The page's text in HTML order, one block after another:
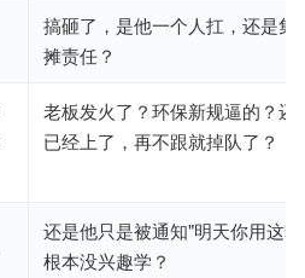
搞砸了，是他一个人扛，还是集
摊责任？
老板发火了？环保新规逼的？还
已经上了，再不跟就掉队了？
还是他只是被通知"明天你用这
根本没兴趣学？